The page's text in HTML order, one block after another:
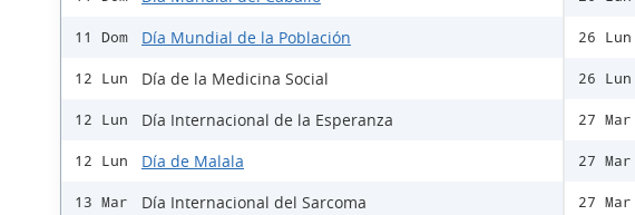
11 Dom Día Mundial de la Población
12 Lun Día de la Medicina Social
12 Lun Día Internacional de la Esperanza
12 Lun Día de Malala
13 Mar Día Internacional del Sarcoma
26 Lun
26 Lun
27 Mar
27 Mar
27 Mar